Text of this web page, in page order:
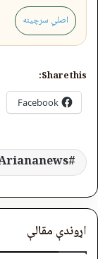
اصلي سرچینه
Share this:
Facebook
اړوندې مقالې